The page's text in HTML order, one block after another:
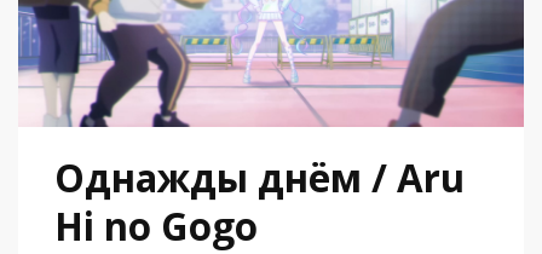
Однажды днём / Aru
Hi no Gogo